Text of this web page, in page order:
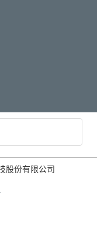
股份有限公司